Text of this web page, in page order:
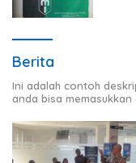
Berita
Ini adalah contoh
anda bisa